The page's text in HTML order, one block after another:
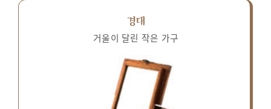
경대
거울이 달린 작은 가구